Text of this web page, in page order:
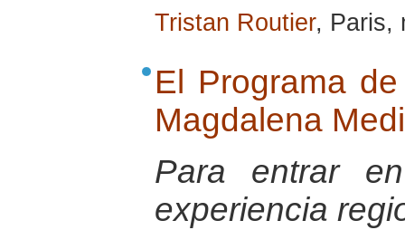
Tristan Routier, Paris,
El Programa
Magdalena
Para entrar
experiencia